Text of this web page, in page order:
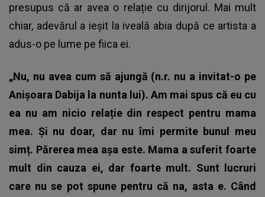
presupus că ar avea o relație cu dirijorul. Mai mult
chiar, adevărul a ieșit la iveală abia după ce artista a
adus-o pe lume pe fiica ei.
„Nu, nu avea cum să ajungă (n.r. nu a invitat-o pe
Anișoara Dabija la nunta lui). Am mai spus că eu cu
ea nu am nicio relație din respect pentru mama
mea. Și nu doar, dar nu îmi permite bunul meu
simț. Părerea mea așa este. Mama a suferit foarte
mult din cauza ei, dar foarte mult. Sunt lucruri
care nu se pot spune pentru că na, asta e. Când